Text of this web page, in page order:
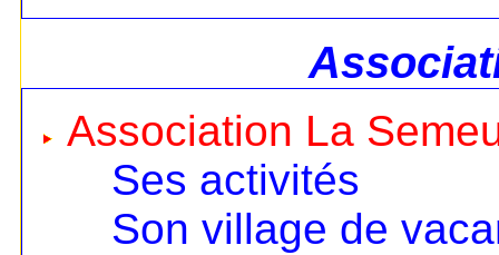
Association La
Ses activités
Son village de